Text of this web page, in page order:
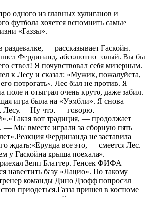
одного из главных хулиганов и
футбола хочется вспомнить самые
«Газзы».
раздевалке, — рассказывает Гаскойн. —
Фердинанд, абсолютно голый. Вы бы
ствол! Я почувствовал себя мизерным.
к Лесу и сказал: «Мужик, пожалуйста,
потрогать». Лес был не против. Я
поле и отыграл очень круто, даже забил.
игра была на «Уэмбли». Я снова
Лесу.— Ну что, — говорю, —
вот традиция, — продолжает
— Мы вместе играли за сборную пять
Фердинанда не заставила
ждать:«Ерунда все это, — смеется Лес.
у Гаскойна крыша поехала».
Зепп Блаттер. Генсек ФИФА
навестить базу «Лацио». По такому
команды Дино Дзофф попросил
приодеться.Газза пришел в костюме